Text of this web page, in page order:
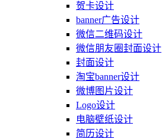
贺卡设计
banner广告设计
微信二维码设计
微信朋友圈封面设计
封面设计
淘宝banner设计
微博图片设计
Logo设计
电脑壁纸设计
简历设计